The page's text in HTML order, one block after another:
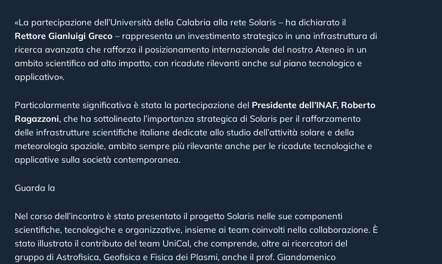
«La partecipazione dell’Università della Calabria alla rete Solaris – ha dichiarato il
Rettore Gianluigi Greco – rappresenta un investimento strategico in una infrastruttura di
ricerca avanzata che rafforza il posizionamento internazionale del nostro Ateneo in un
ambito scientifico ad alto impatto, con ricadute rilevanti anche sul piano tecnologico e
applicativo».
Particolarmente significativa è stata la partecipazione del Presidente dell’INAF, Roberto
Ragazzoni, che ha sottolineato l’importanza strategica di Solaris per il rafforzamento
delle infrastrutture scientifiche italiane dedicate allo studio dell’attività solare e della
meteorologia spaziale, ambito sempre più rilevante anche per le ricadute tecnologiche e
applicative sulla società contemporanea.
Guarda la
Nel corso dell’incontro è stato presentato il progetto Solaris nelle sue componenti
scientifiche, tecnologiche e organizzative, insieme ai team coinvolti nella collaborazione. È
stato illustrato il contributo del team UniCal, che comprende, oltre ai ricercatori del
gruppo di Astrofisica, Geofisica e Fisica dei Plasmi, anche il prof. Giandomenico